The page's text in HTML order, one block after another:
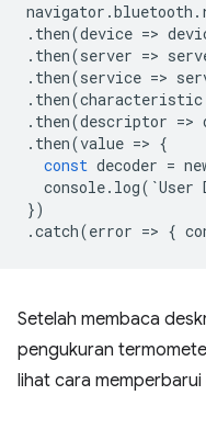
navigator .bluetooth .
. then(device =>
. then(server =>
. then(service =>
. then(characteristic
. then(descriptor =>
. then(value => {
const decoder =
console. log( `User
})
.catch(error => {
Setelah membaca
pengukuran
lihat cara memperbarui